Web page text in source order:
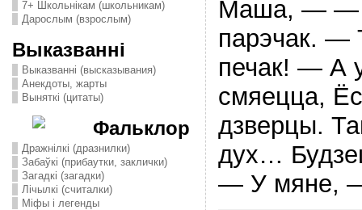
7+ Школьнікам (школьникам)
Дарослым (взрослым)
Выказванні
Выказванні (высказывания)
Анекдоты, жарты
Выняткі (цитаты)
Фальклор
Дражнілкі (дразнилки)
Забаўкі (прибаутки, заклички)
Загадкі (загадки)
Лічылкі (считалки)
Міфы і легенды
Маша, — —
парэчак. —
печак! — А
смяецца,
дзверцы.
дух…
— У мяне,